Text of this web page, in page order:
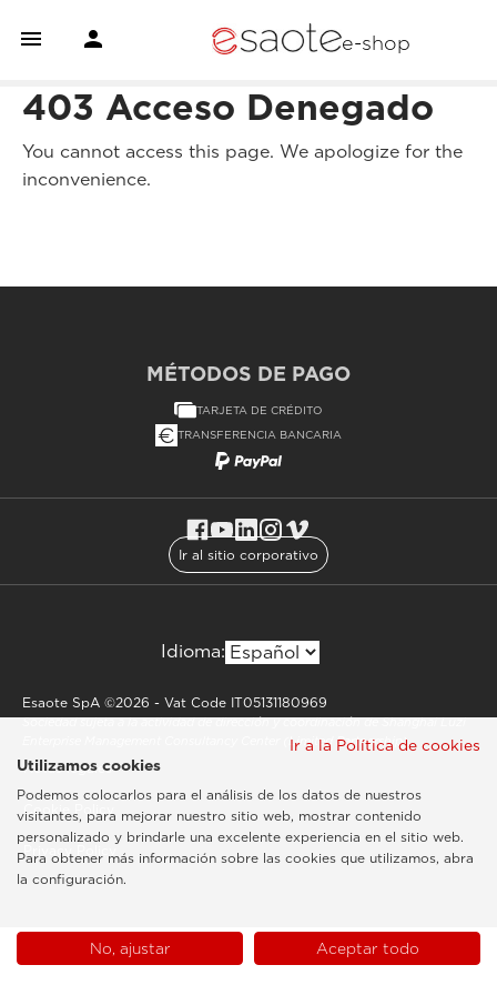
  e-shop
403 Acceso Denegado
You cannot access this page. We apologize for the
inconvenience.
MÉTODOS DE PAGO
TARJETA DE CRÉDITO
TRANSFERENCIA BANCARIA
Ir al sitio corporativo
Idioma:
Esaote SpA ©2026 - Vat Code IT05131180969
Sociedad sujeta a la actividad de dirección y coordinación de Shanghai Luzi
Enterprise Management Consultancy Center (Limited Partnership)
Notas legales
Cookie Policy
Privacy Policy
Ir a la Política de cookies
Utilizamos cookies
Podemos colocarlos para el análisis de los datos de nuestros
visitantes, para mejorar nuestro sitio web, mostrar contenido
personalizado y brindarle una excelente experiencia en el sitio web.
Para obtener más información sobre las cookies que utilizamos, abra
la configuración.
No, ajustar Aceptar todo